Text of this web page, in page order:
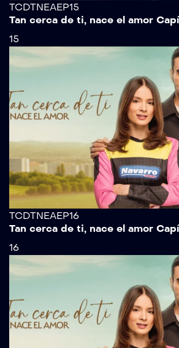
TCDTNEAEP15
Tan cerca de ti, nace el amor
15
TCDTNEAEP16
Tan cerca de ti, nace el amor
16